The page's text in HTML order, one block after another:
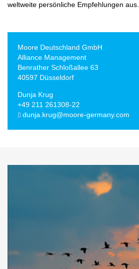
weltweite persönliche Empfehlungen aus.
Moore Deutschland GmbH
Alliance Management
Benrather Schloßallee 63
40597 Düsseldorf
Dunja Krug
+49 211 261308-22
dunja.krug@moore-germany.com